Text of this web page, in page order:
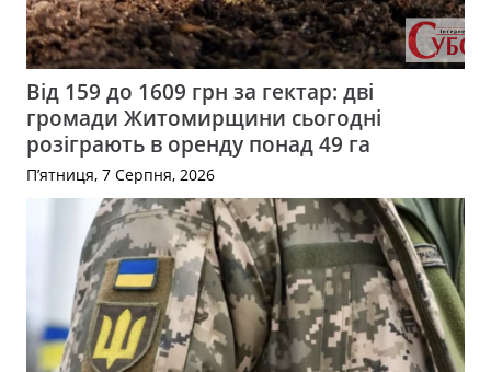
Від 159 до 1609 грн за гектар: дві
громади Житомирщини сьогодні
розіграють в оренду понад 49 га
П’ятниця, 7 Серпня, 2026